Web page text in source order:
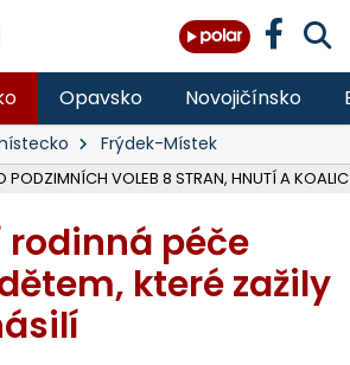
Opavsko Novojičínsko
Frýdek-Místek
PODZIMNÍCH VOLEB 8 STRAN, HNUTÍ A KOALIC
ZASAHOVALO U POŽÁRU STRNIŠTĚ VE
péče
které zažily